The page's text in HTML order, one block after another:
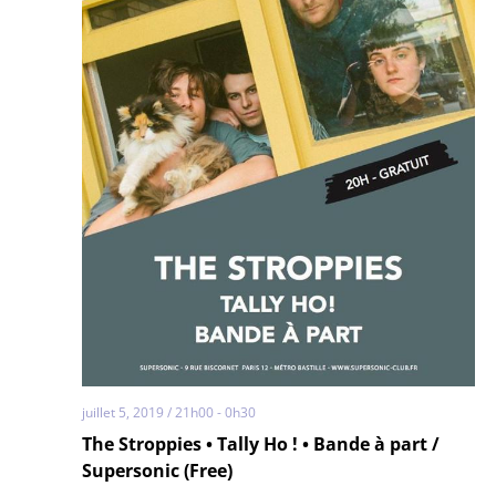
The Stroppies • Tally Ho ! • Bande à part /
Supersonic (Free)
juillet 5, 2019 / 21h00 -0h30